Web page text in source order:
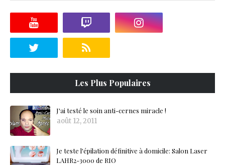
Les Plus Populaires
J'ai testé le soin anti-cernes miracle !
août 12, 2011
Je teste l'épilation définitive à domicile: Salon Laser
LAHR2-3000 de RIO